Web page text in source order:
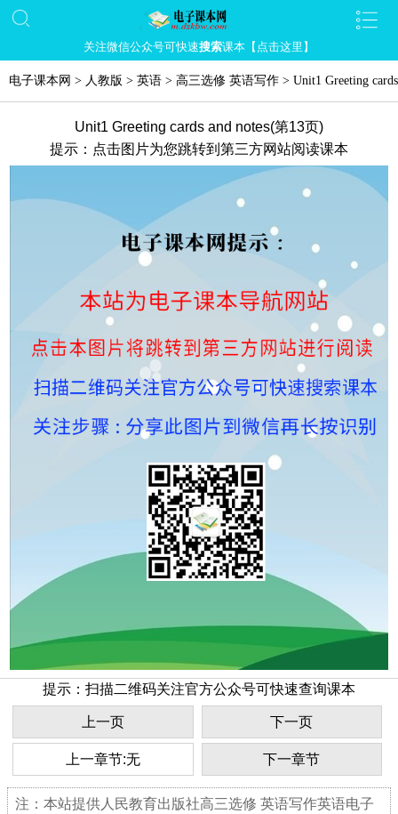
关注微信公众号可快速搜索课本【点击这里】
电子课本网 > 人教版 > 英语 > 高三选修 英语写作 > Unit1 Greeting
Unit1 Greeting cards and notes(第13页)
提示：点击图片为您跳转到第三方网站阅读课本
提示：扫描二维码关注官方公众号可快速查询课本
上一页 下一页
上一章节:无 下一章节
注：本站提供人民教育出版社高三选修 英语写作英语电子